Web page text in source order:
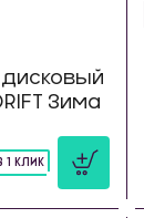
Зима
1 КЛИК